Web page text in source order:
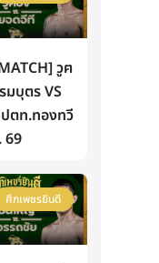
วูฅ
มบุตร VS
ตท.ทองทวี
69
ศึกเพชรยินดี